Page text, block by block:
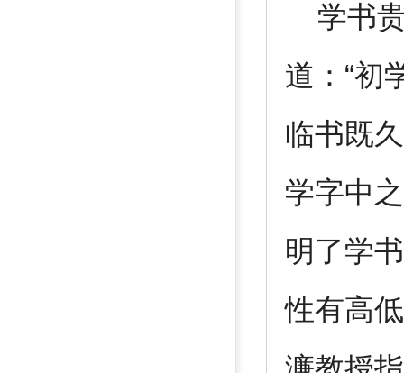
学书贵
道：“初
临书既
学字中
明了学
性有高